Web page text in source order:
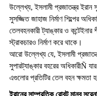
উল্লেখ্য, ইসলামী প্রজাতন্ত্র
সুসজ্জিত জাহাজ নির্মাণ শিল্পের
তেলবহনকারী ট্যাঙ্কার ও
স্ট্রাকচারও নির্মাণ করে থাকে।
আরো উল্লেখ্য যে, ইসলামী
সুপারট্যাঙ্কার বহরের অধিকারীÑ
এগুলোর প্রতিটির তেল বহন ক্ষমতা
ইরানের সাম্প্রতিক রোবট মানব